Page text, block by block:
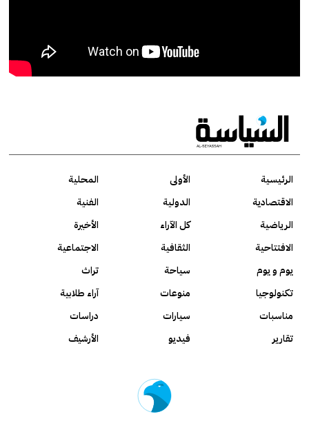
الرئيسية الأولى
المحلية
الاقتصادية
الدولية
الفنية
الرياضية
كل الآراء
الأخيرة
الافتتاحية
الثقافية
الاجتماعية
يوم و يوم
سياحة
تراث
تكنولوجيا
منوعات
آراء طلابية
مناسبات
سيارات
دراسات
تقارير
فيديو الأرشيف